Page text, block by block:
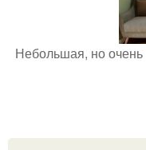
Небольшая, но